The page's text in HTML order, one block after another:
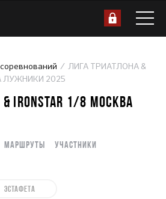
ЛИГА ТРИАТЛОНА &
ЛУЖНИКИ 2025
IRONSTAR 1/8 МОСКВА
Маршруты Участники
ЭСТАФЕТА